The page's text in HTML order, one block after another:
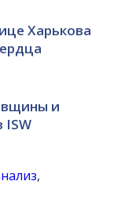
Харькова
и
ISW
,